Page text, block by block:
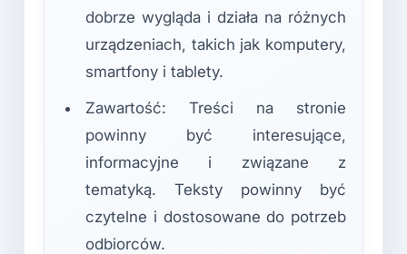
dobrze wygląda i działa na różnych
urządzeniach, takich jak komputery,
smartfony i tablety.
Zawartość: Treści na stronie
powinny być interesujące,
informacyjne i związane z
tematyką. Teksty powinny być
czytelne i dostosowane do potrzeb
odbiorców.